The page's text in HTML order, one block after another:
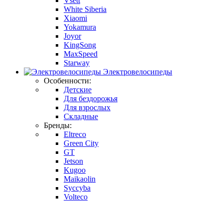
White Siberia
Xiaomi
Yokamura
Joyor
KingSong
MaxSpeed
Starway
Электровелосипеды
Особенности:
Детские
Для бездорожья
Для взрослых
Складные
Бренды:
Eltreco
Green City
GT
Jetson
Kugoo
Maikaolin
Syccyba
Volteco